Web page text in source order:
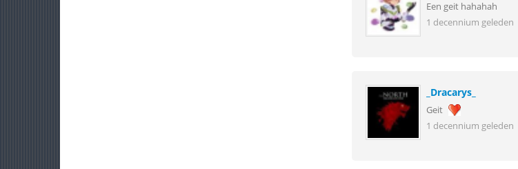
Een geit hahahah
1 decennium geleden
_Dracarys_
Geit
1 decennium geleden